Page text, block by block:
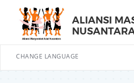
ALIANSI
CHANGE LANGUAGE